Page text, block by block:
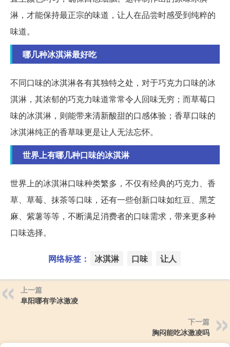
淋，才能保持最正宗的味道，让人在品尝时感受到纯粹的
味道。
哪几种冰淇淋最好吃
不同口味的冰淇淋各有其独特之处，对于巧克力口味的冰
淇淋，其浓郁的巧克力味道常常令人回味无穷；而草莓口
味的冰淇淋，则能带来清新酸甜的口感体验；香草口味的
冰淇淋纯正的香草味更是让人无法忘怀。
世界上有哪几种口味的冰淇淋
世界上的冰淇淋口味种类繁多，不仅有经典的巧克力、香
草、草莓、抹茶等口味，还有一些创新口味如红豆、黑芝
麻、紫薯等等，不断满足消费者的口味需求，带来更多种
口味选择。
网络标签： 冰淇淋 口味 让人
上一篇
阜阳哪有学冰激凌
下一篇
胸闷能吃冰激凌吗